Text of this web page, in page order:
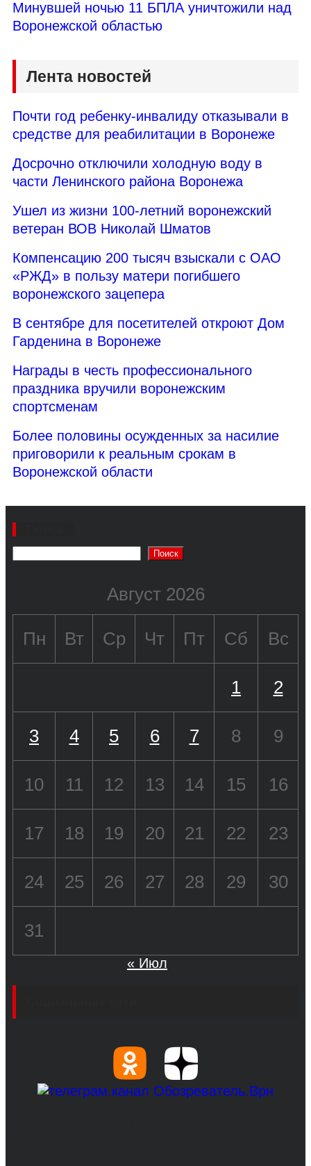
Минувшей ночью 11 БПЛА уничтожили над
Воронежской областью
Лента новостей
Почти год ребенку-инвалиду отказывали в
средстве для реабилитации в Воронеже
Досрочно отключили холодную воду в
части Ленинского района Воронежа
Ушел из жизни 100-летний воронежский
ветеран ВОВ Николай Шматов
Компенсацию 200 тысяч взыскали с ОАО
«РЖД» в пользу матери погибшего
воронежского зацепера
В сентябре для посетителей откроют Дом
Гарденина в Воронеже
Награды в честь профессионального
праздника вручили воронежским
спортсменам
Более половины осужденных за насилие
приговорили к реальным срокам в
Воронежской области
Поиск
Август 2026
Пн Вт Ср Чт Пт Сб Вс
1 2
3 4 5 6 7 8 9
10 11 12 13 14 15 16
17 18 19 20 21 22 23
24 25 26 27 28 29 30
31
« Июл